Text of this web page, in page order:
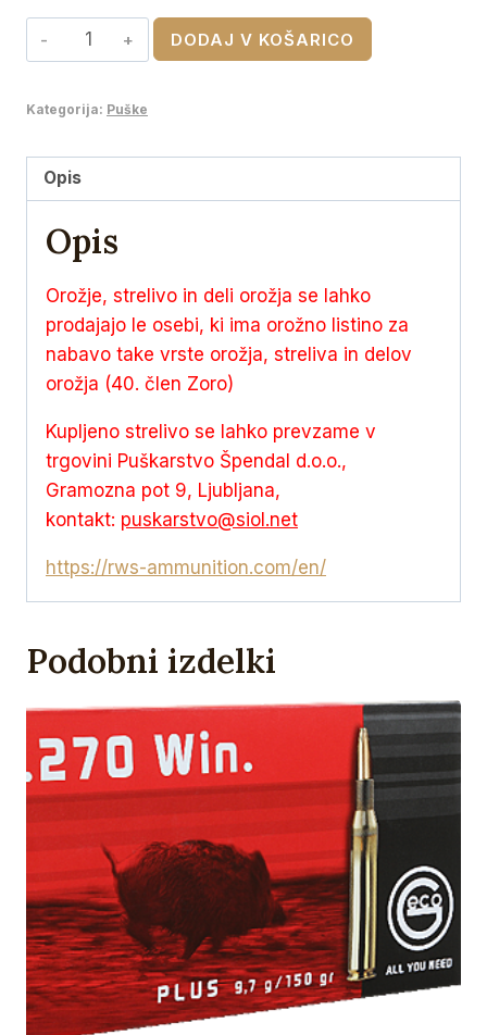
RWS
9,3x62
14,6g
DODAJ V KOŠARICO
Kategorija: Puške
Opis
Opis
Orožje, strelivo in deli orožja se lahko
prodajajo le osebi, ki ima orožno listino za
nabavo take vrste orožja, streliva in delov
orožja (40. člen Zoro)
Kupljeno strelivo se lahko prevzame v
trgovini Puškarstvo Špendal d.o.o.,
Gramozna pot 9, Ljubljana,
kontakt: puskarstvo@siol.net
https://rws-ammunition.com/en/
Podobni izdelki